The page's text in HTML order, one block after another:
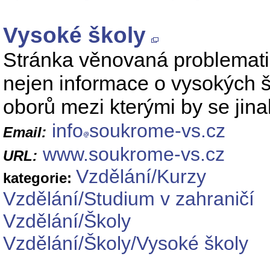
Vysoké školy
Stránka věnovaná
nejen informace o vysokých
oborů mezi kterými by se
Email: info soukrome-vs.cz
URL: www.soukrome-vs.cz
kategorie: Vzdělání/Kurzy
Vzdělání/Studium v zahraničí
Vzdělání/Školy
Vzdělání/Školy/Vysoké školy